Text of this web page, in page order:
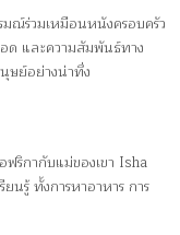
ณ์ร่วมเหมือนหนังครอบครัว
ด และความสัมพันธ์ทาง
ษย์อย่างน่าทึ่ง
ริกากับแม่ของเขา Isha
นรู้ ทั้งการหาอาหาร การ